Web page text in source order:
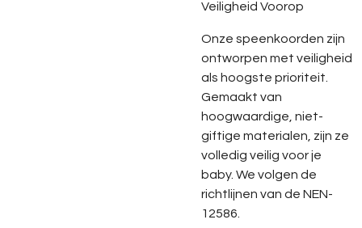
Veiligheid Voorop
Onze speenkoorden zijn
ontworpen met veiligheid
als hoogste prioriteit.
Gemaakt van
hoogwaardige, niet-
giftige materialen, zijn ze
volledig veilig voor je
baby. We volgen de
richtlijnen van de NEN-
12586.